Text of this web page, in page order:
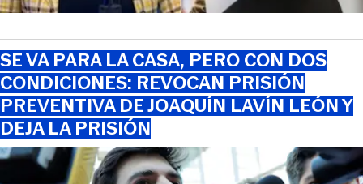
SE VA PARA LA CASA, PERO CON DOS
CONDICIONES: REVOCAN PRISIÓN
PREVENTIVA DE JOAQUÍN LAVÍN LEÓN Y
DEJA LA PRISIÓN